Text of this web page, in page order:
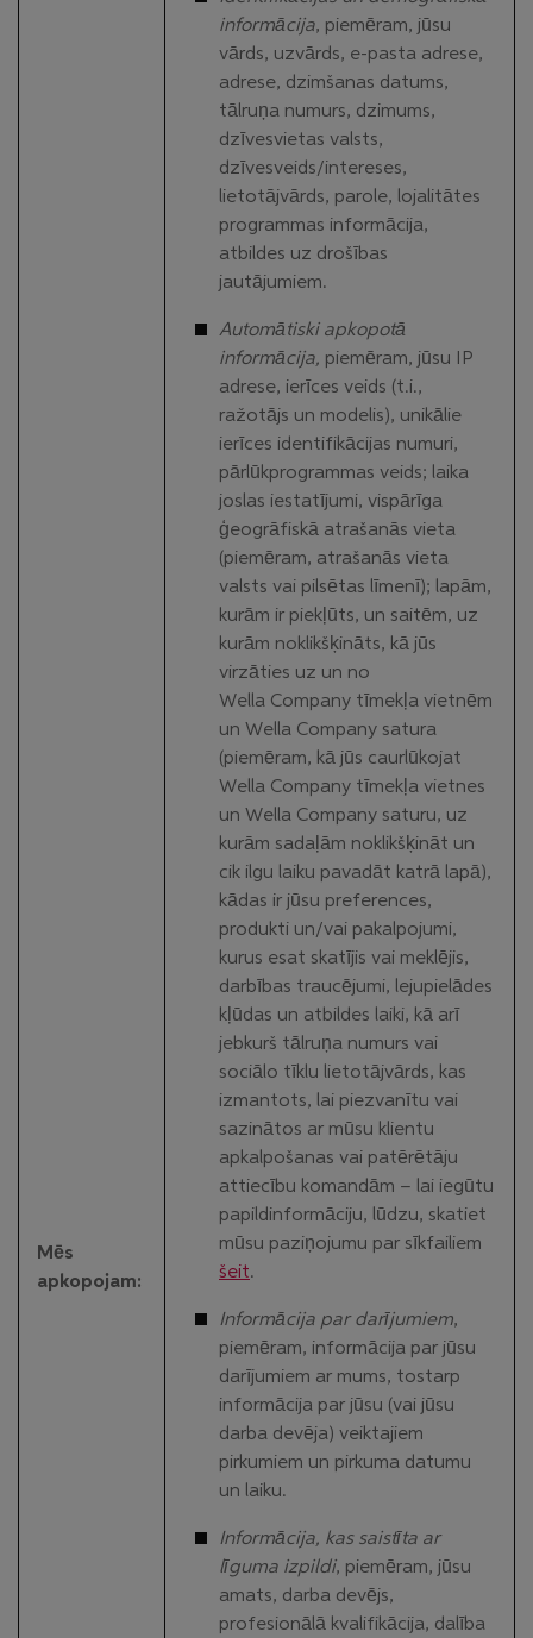
Mēs
apkopojam:
informācija, piemēram, jūsu
vārds, uzvārds, e-pasta adrese,
adrese, dzimšanas datums,
tālruņa numurs, dzimums,
dzīvesvietas valsts,
dzīvesveids/intereses,
lietotājvārds, parole, lojalitātes
programmas informācija,
atbildes uz drošības
jautājumiem.
Automātiski apkopotā
informācija, piemēram, jūsu IP
adrese, ierīces veids (t.i.,
ražotājs un modelis), unikālie
ierīces identifikācijas numuri,
pārlūkprogrammas veids; laika
joslas iestatījumi, vispārīga
ģeogrāfiskā atrašanās vieta
(piemēram, atrašanās vieta
valsts vai pilsētas līmenī); lapām,
kurām ir piekļūts, un saitēm, uz
kurām noklikšķināts, kā jūs
virzāties uz un no
Wella Company tīmekļa vietnēm
un Wella Company satura
(piemēram, kā jūs caurlūkojat
Wella Company tīmekļa vietnes
un Wella Company saturu, uz
kurām sadaļām noklikšķināt un
cik ilgu laiku pavadāt katrā lapā),
kādas ir jūsu preferences,
produkti un/vai pakalpojumi,
kurus esat skatījis vai meklējis,
darbības traucējumi, lejupielādes
kļūdas un atbildes laiki, kā arī
jebkurš tālruņa numurs vai
sociālo tīklu lietotājvārds, kas
izmantots, lai piezvanītu vai
sazinātos ar mūsu klientu
apkalpošanas vai patērētāju
attiecību komandām – lai iegūtu
papildinformāciju, lūdzu, skatiet
mūsu paziņojumu par sīkfailiem
šeit.
Informācija par darījumiem,
piemēram, informācija par jūsu
darījumiem ar mums, tostarp
informācija par jūsu (vai jūsu
darba devēja) veiktajiem
pirkumiem un pirkuma datumu
un laiku.
Informācija, kas saistīta ar
līguma izpildi, piemēram, jūsu
amats, darba devējs,
profesionālā kvalifikācija, dalība